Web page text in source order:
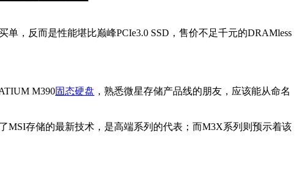
，反而是性能堪比巅峰PCIe3.0 SSD，售价不足千元的DRAMless
M390固态硬盘 ，熟悉微星存储产品线的朋友，应该能从命名
MSI存储的最新技术，是高端系列的代表；而M3X系列则预示着该